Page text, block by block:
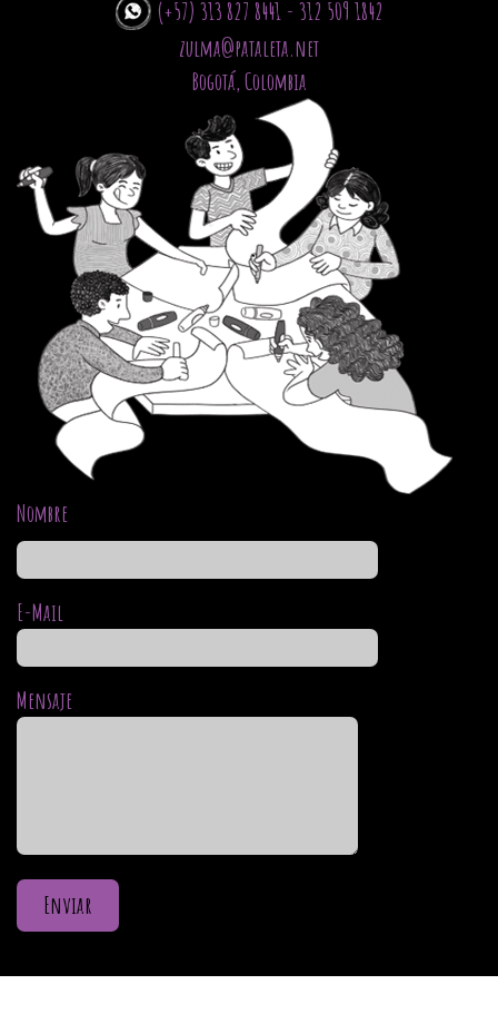
(+57) 313 827 8441 - 312 509 1842
zulma@pataleta.net
Bogotá, Colombia
Nombre
E-Mail
Mensaje